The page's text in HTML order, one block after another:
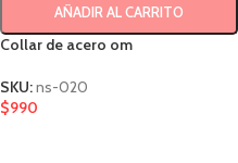
AÑADIR AL CARRITO
Collar de acero om
SKU:ns-020
$990